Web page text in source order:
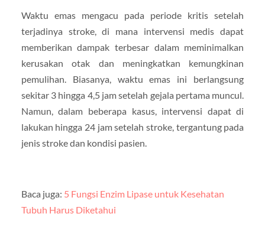
Waktu emas mengacu pada periode kritis setelah
terjadinya stroke, di mana intervensi medis dapat
memberikan dampak terbesar dalam meminimalkan
kerusakan otak dan meningkatkan kemungkinan
pemulihan. Biasanya, waktu emas ini berlangsung
sekitar 3 hingga 4,5 jam setelah gejala pertama muncul.
Namun, dalam beberapa kasus, intervensi dapat di
lakukan hingga 24 jam setelah stroke, tergantung pada
jenis stroke dan kondisi pasien.
Baca juga: 5 Fungsi Enzim Lipase untuk Kesehatan
Tubuh Harus Diketahui